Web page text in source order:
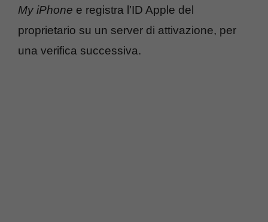
My iPhone e registra l’ID Apple del
proprietario su un server di attivazione, per
una verifica successiva.